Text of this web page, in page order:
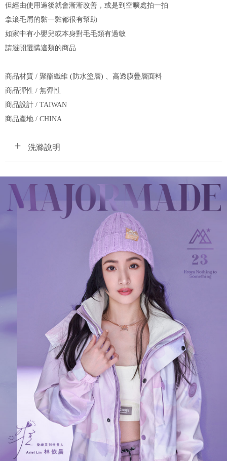
但經由使用過後就會漸漸改善，或是到空曠處拍一拍
拿滾毛屑的黏一黏都很有幫助
如家中有小嬰兒或本身對毛毛類有過敏
請避開選購這類的商品
商品材質 / 聚酯纖維 (防水塗層) 、高透膜疊層面料
商品彈性 / 無彈性
商品設計 / TAIWAN
商品產地 / CHINA
洗滌說明